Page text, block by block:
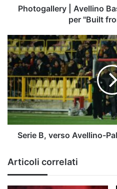
fromPhotogallery | Avellino
per "Built
Serie
B,
verso
Avellino-
Palermo:
la
sfida
in
numeri
Serie B, verso Avellino-
Articoli correlati